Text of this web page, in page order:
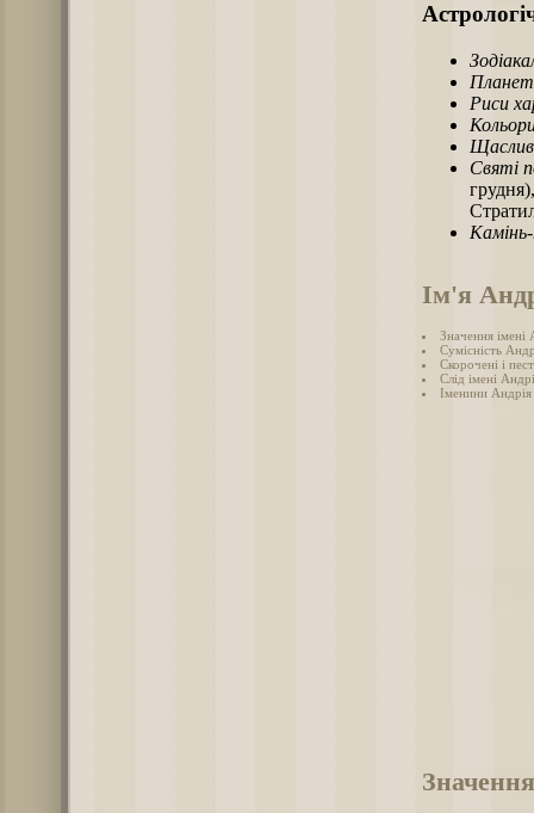
Риси
Святі
Ім'я
Значення імені
Сумісність
Скорочені і
Слід імені
Іменини Андрія